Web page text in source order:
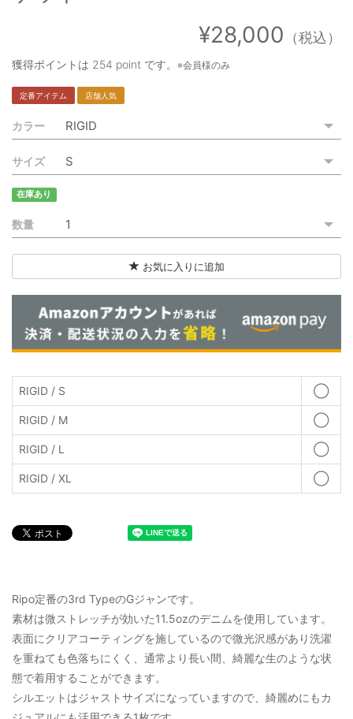
特定商取引法に基づく表記
ご利用規約
お問い合わせ
¥28,000 （税込）
獲得ポイントは 254 point です。 ※会員様のみ
定番アイテム 店舗人気
カラー
サイズ
在庫あり
数量
お気に入りに追加
RIGID / S ◯
RIGID / M ◯
RIGID / L ◯
RIGID / XL ◯
Ripo定番の3rd TypeのGジャンです。
素材は微ストレッチが効いた11.5ozのデニムを使用しています。
表面にクリアコーティングを施しているので微光沢感があり洗濯
を重ねても色落ちにくく、通常より長い間、綺麗な生のような状
態で着用することができます。
シルエットはジャストサイズになっていますので、綺麗めにもカ